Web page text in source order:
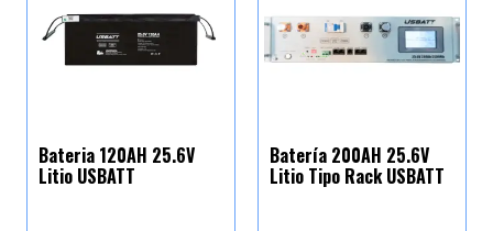
Bateria 120AH 25.6V
Litio USBATT
Batería 200AH 25.6V
Litio Tipo Rack USBATT